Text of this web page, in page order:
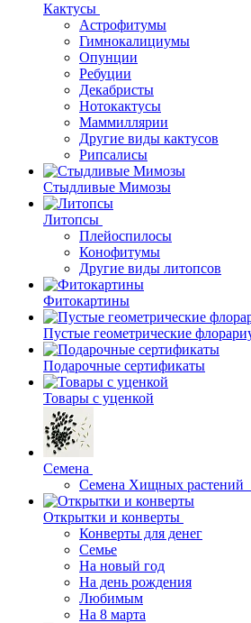
Кактусы
Астрофитумы
Гимнокалициумы
Опунции
Ребуции
Декабристы
Нотокактусы
Маммиллярии
Другие виды кактусов
Рипсалисы
Стыдливые Мимозы
Литопсы
Плейоспилосы
Конофитумы
Другие виды литопсов
Фитокартины
Пустые геометрические
Подарочные сертификаты
Товары с уценкой
Семена
Семена Хищных растений
Открытки и конверты
Конверты для денег
Семье
На новый год
На день рождения
Любимым
На 8 марта